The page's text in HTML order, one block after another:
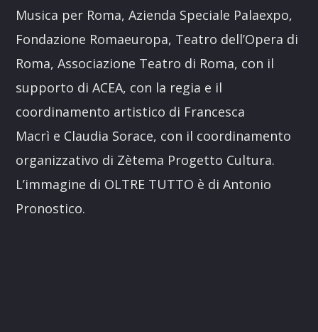
Musica per Roma, Azienda Speciale Palaexpo,
Fondazione Romaeuropa, Teatro dell’Opera di
Roma, Associazione Teatro di Roma, con il
supporto di ACEA, con la regia e il
coordinamento artistico di Francesca
Macrì e Claudia Sorace, con il coordinamento
organizzativo di Zètema Progetto Cultura.
L’immagine di OLTRE TUTTO è di Antonio
Pronostico.